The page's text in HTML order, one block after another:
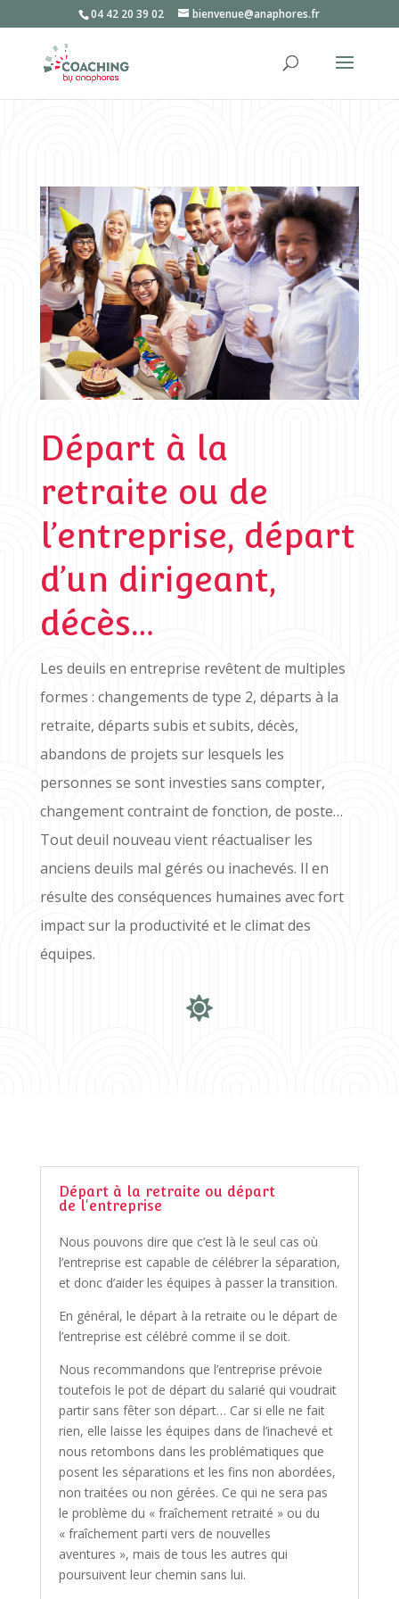
04 42 20 39 02 bienvenue@anaphores.fr
Départ à la
retraite ou de
l’entreprise, départ
d’un dirigeant,
décès…
Les deuils en entreprise revêtent de multiples
formes : changements de type 2, départs à la
retraite, départs subis et subits, décès,
abandons de projets sur lesquels les
personnes se sont investies sans compter,
changement contraint de fonction, de poste…
Tout deuil nouveau vient réactualiser les
anciens deuils mal gérés ou inachevés. Il en
résulte des conséquences humaines avec fort
impact sur la productivité et le climat des
équipes.

Départ à la retraite ou départ
de l'entreprise
Nous pouvons dire que c’est là le seul cas où
l’entreprise est capable de célébrer la séparation,
et donc d’aider les équipes à passer la transition.
En général, le départ à la retraite ou le départ de
l’entreprise est célébré comme il se doit.
Nous recommandons que l’entreprise prévoie
toutefois le pot de départ du salarié qui voudrait
partir sans fêter son départ… Car si elle ne fait
rien, elle laisse les équipes dans de l’inachevé et
nous retombons dans les problématiques que
posent les séparations et les fins non abordées,
non traitées ou non gérées. Ce qui ne sera pas
le problème du « fraîchement retraité » ou du
« fraîchement parti vers de nouvelles
aventures », mais de tous les autres qui
poursuivent leur chemin sans lui.